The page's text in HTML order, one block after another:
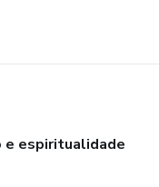
e espiritualidade